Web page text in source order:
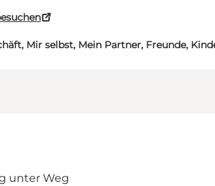
Mir selbst, Mein Partner, Freunde,
unter Weg